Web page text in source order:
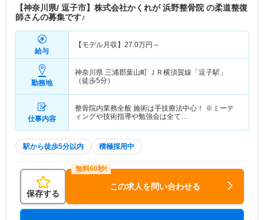
【神奈川県/ 逗子市】株式会社かくれが 浜野整骨院 の柔道整復
師さんの募集です♪
給与
【モデル月収】 27.0万円～
勤務地
神奈川県 三浦郡葉山町 ＪＲ横須賀線「逗子駅」
（徒歩5分）
仕事内容
整骨院内業務全般 施術は手技療法中心！ ※ミーテ
ィングや技術指導や勉強会は全て…
駅から徒歩5分以内 積極採用中
保存する
この求人を問い合わせる